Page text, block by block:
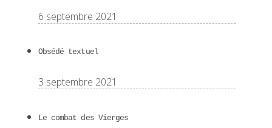
6 septembre 2021
Obsédé textuel
3 septembre 2021
Le combat des Vierges